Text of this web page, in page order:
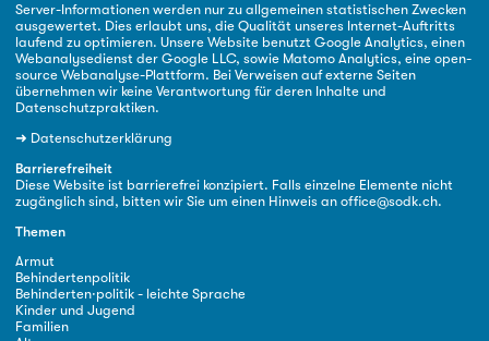
Server-Informationen werden nur zu allgemeinen statistischen Zwecken
ausgewertet. Dies erlaubt uns, die Qualität unseres Internet-Auftritts
laufend zu optimieren. Unsere Website benutzt Google Analytics, einen
Webanalysedienst der Google LLC, sowie Matomo Analytics, eine open-
source Webanalyse-Plattform. Bei Verweisen auf externe Seiten
übernehmen wir keine Verantwortung für deren Inhalte und
Datenschutzpraktiken.
➜ Datenschutzerklärung
Barrierefreiheit
Diese Website ist barrierefrei konzipiert. Falls einzelne Elemente nicht
zugänglich sind, bitten wir Sie um einen Hinweis an office@sodk.ch.
Themen
Armut
Behindertenpolitik
Behinderten·politik - leichte Sprache
Kinder und Jugend
Familien